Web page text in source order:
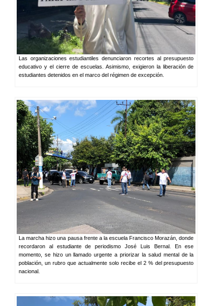
Las organizaciones estudiantiles denunciaron recortes al presupuesto
educativo y el cierre de escuelas. Asimismo, exigieron la liberación de
estudiantes detenidos en el marco del régimen de excepción.
La marcha hizo una pausa frente a la escuela Francisco Morazán, donde
recordaron al estudiante de periodismo José Luis Bernal. En ese
momento, se hizo un llamado urgente a priorizar la salud mental de la
población, un rubro que actualmente solo recibe el 2 % del presupuesto
nacional.